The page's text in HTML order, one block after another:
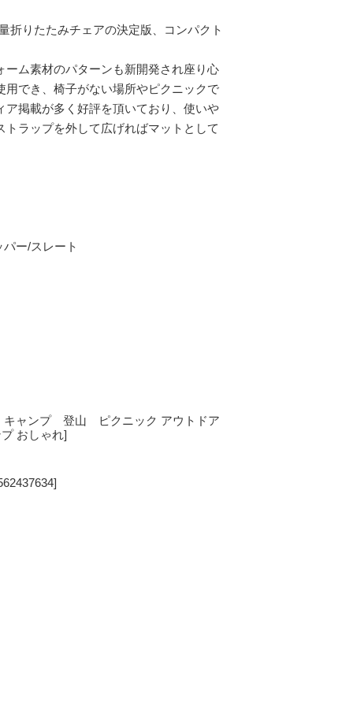
りたたみチェアの決定版、コンパクト
ム素材のパターンも新開発され座り心
でき、椅子がない場所やピクニックで
掲載が多く好評を頂いており、使いや
ラップを外して広げればマットとして
ー/スレート
ャンプ 登山 ピクニック アウトドア
おしゃれ]